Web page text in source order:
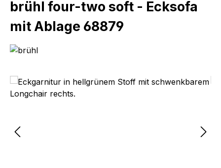
brühl four-two soft - Ecksofa
mit Ablage 68879
Bildergalerie überspringen